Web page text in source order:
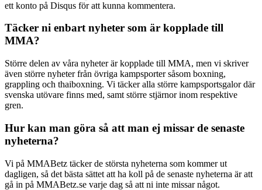
ett konto på Disqus för att kunna kommentera.
Täcker ni enbart nyheter som är kopplade till
MMA?
Större delen av våra nyheter är kopplade till MMA, men vi skriver
även större nyheter från övriga kampsporter såsom boxning,
grappling och thaiboxning. Vi täcker alla större kampsportsgalor där
svenska utövare finns med, samt större stjärnor inom respektive
gren.
Hur kan man göra så att man ej missar de senaste
nyheterna?
Vi på MMABetz täcker de största nyheterna som kommer ut
dagligen, så det bästa sättet att ha koll på de senaste nyheterna är att
gå in på MMABetz.se varje dag så att ni inte missar något.